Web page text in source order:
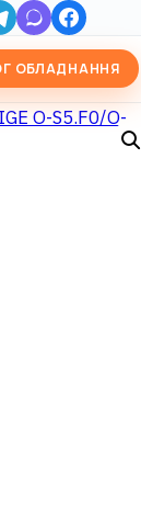
ОБЛАДНАННЯ